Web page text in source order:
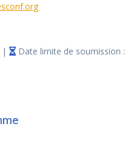
|
Date limite de soumission :